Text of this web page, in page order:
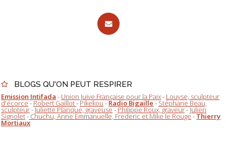
BLOGS QU'ON PEUT RESPIRER
Emission Intifada - Union Juive Française pour la Paix- Louyse, sculpteur
d'écorce-Robert Gaillot-Pikekou-Radio Bigaille-Stéphane Beau,
sculpteur-Juliette Planque, graveuse-Philippe Roux, graveur-Julien
Signolet-Chuchu, Anne Emmanuelle, Frederic et Mike le Rouge-Thierry
Mortiaux